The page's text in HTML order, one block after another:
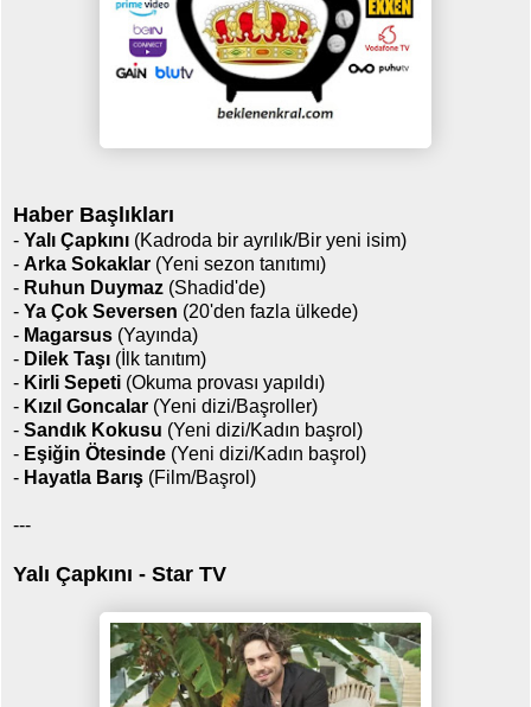
Haber Başlıkları
- Yalı Çapkını (Kadroda bir ayrılık/Bir yeni isim)
- Arka Sokaklar (Yeni sezon tanıtımı)
- Ruhun Duymaz (Shadid'de)
- Ya Çok Seversen (20'den fazla ülkede)
- Magarsus (Yayında)
- Dilek Taşı (İlk tanıtım)
- Kirli Sepeti (Okuma provası yapıldı)
- Kızıl Goncalar (Yeni dizi/Başroller)
- Sandık Kokusu (Yeni dizi/Kadın başrol)
- Eşiğin Ötesinde (Yeni dizi/Kadın başrol)
- Hayatla Barış (Film/Başrol)
---
Yalı Çapkını - Star TV